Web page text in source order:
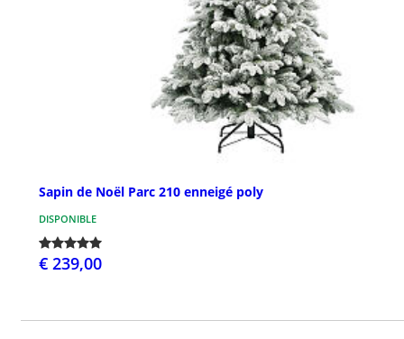
Sapin de Noël Parc 210 enneigé poly
DISPONIBLE
€ 239,00